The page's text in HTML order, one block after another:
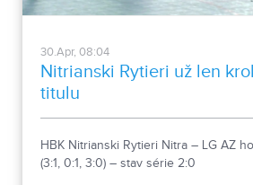
30.Apr, 08:04
Nitrianski Rytieri už len
titulu
HBK Nitrianski Rytieri Nitra – LG AZ
(3:1, 0:1, 3:0) – stav série 2:0